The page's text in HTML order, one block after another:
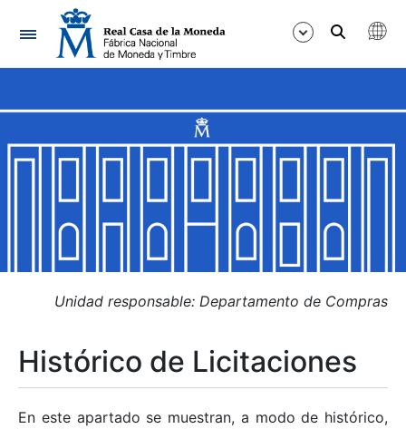
Navegación
Mostrar/Ocultar
Mostrar/Ocultar
Mostrar/Ocultar
Mostrar/Ocultar
Unidad responsable: Departamento de Compras
Histórico de Licitaciones
En este apartado se muestran, a modo de histórico,